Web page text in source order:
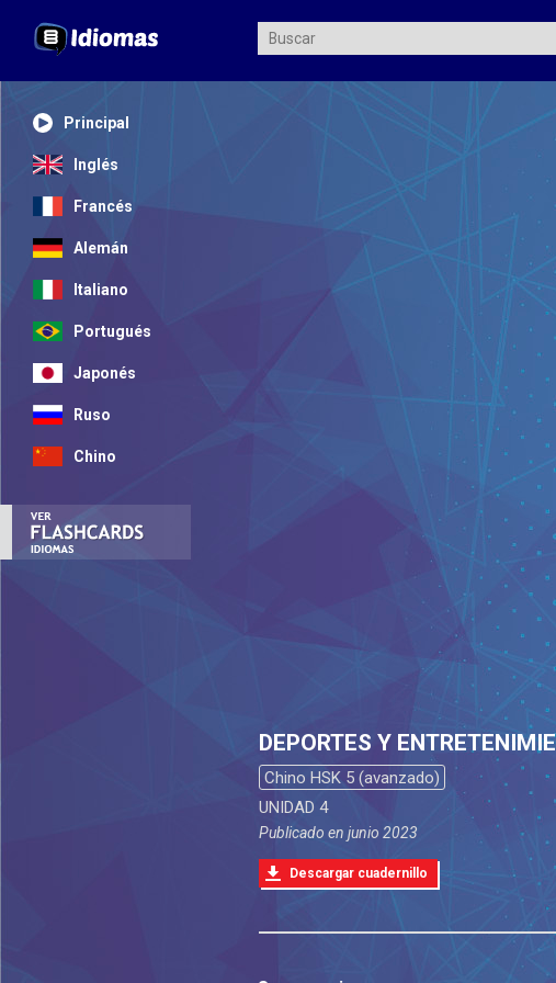
Principal
Inglés
Francés
Alemán
Italiano
Portugués
Japonés
Ruso
Chino
DEPORTES Y
Chino HSK 5 (avanzado)
UNIDAD 4
Publicado en junio 2023
Descargar cuadernillo